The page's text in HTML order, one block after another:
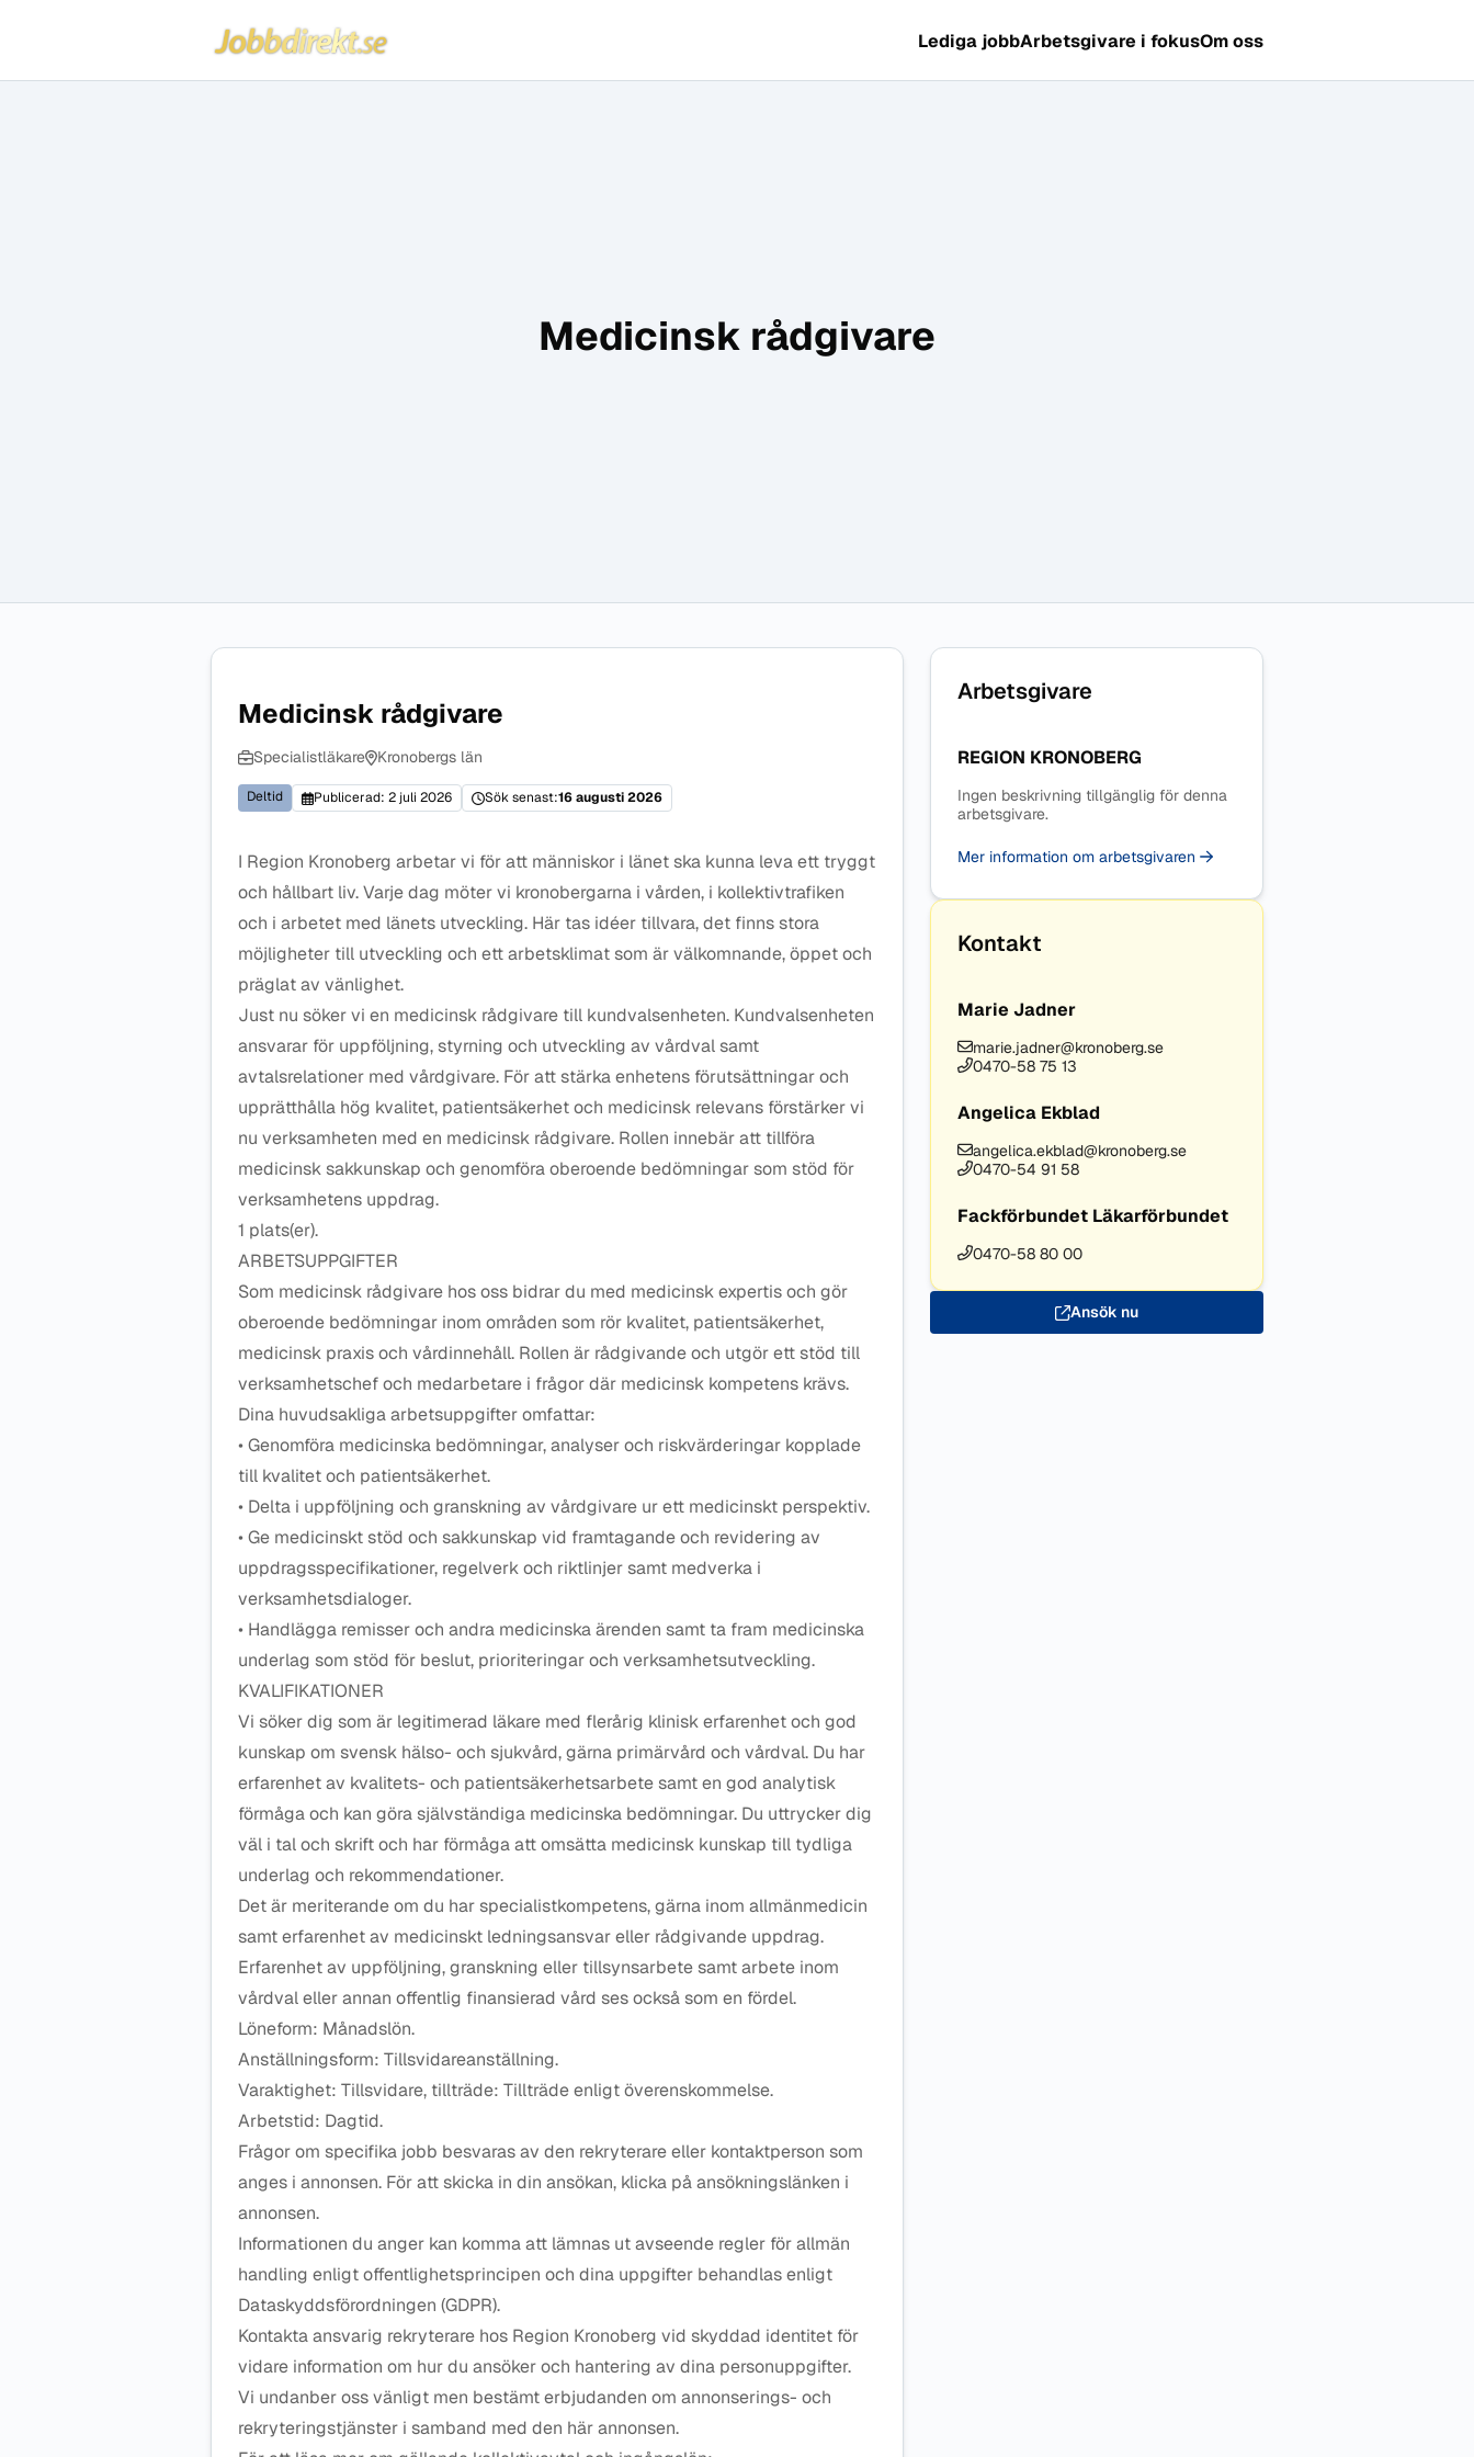
Hoppa till innehåll
Jobbdirekt Lediga jobbArbetsgivare i fokusOm oss
Medicinsk rådgivare
Medicinsk rådgivare
Specialistläkare Kronobergs län
Deltid Publicerad: 2 juli 2026 Sök senast:16 augusti 2026
I Region Kronoberg arbetar vi för att människor i länet ska kunna leva ett tryggt
och hållbart liv. Varje dag möter vi kronobergarna i vården, i kollektivtrafiken
och i arbetet med länets utveckling. Här tas idéer tillvara, det finns stora
möjligheter till utveckling och ett arbetsklimat som är välkomnande, öppet och
präglat av vänlighet.
Just nu söker vi en medicinsk rådgivare till kundvalsenheten. Kundvalsenheten
ansvarar för uppföljning, styrning och utveckling av vårdval samt
avtalsrelationer med vårdgivare. För att stärka enhetens förutsättningar och
upprätthålla hög kvalitet, patientsäkerhet och medicinsk relevans förstärker vi
nu verksamheten med en medicinsk rådgivare. Rollen innebär att tillföra
medicinsk sakkunskap och genomföra oberoende bedömningar som stöd för
verksamhetens uppdrag.
1 plats(er).
ARBETSUPPGIFTER
Som medicinsk rådgivare hos oss bidrar du med medicinsk expertis och gör
oberoende bedömningar inom områden som rör kvalitet, patientsäkerhet,
medicinsk praxis och vårdinnehåll. Rollen är rådgivande och utgör ett stöd till
verksamhetschef och medarbetare i frågor där medicinsk kompetens krävs.
Dina huvudsakliga arbetsuppgifter omfattar:
• Genomföra medicinska bedömningar, analyser och riskvärderingar kopplade
till kvalitet och patientsäkerhet.
• Delta i uppföljning och granskning av vårdgivare ur ett medicinskt perspektiv.
• Ge medicinskt stöd och sakkunskap vid framtagande och revidering av
uppdragsspecifikationer, regelverk och riktlinjer samt medverka i
verksamhetsdialoger.
• Handlägga remisser och andra medicinska ärenden samt ta fram medicinska
underlag som stöd för beslut, prioriteringar och verksamhetsutveckling.
KVALIFIKATIONER
Vi söker dig som är legitimerad läkare med flerårig klinisk erfarenhet och god
kunskap om svensk hälso- och sjukvård, gärna primärvård och vårdval. Du har
erfarenhet av kvalitets- och patientsäkerhetsarbete samt en god analytisk
förmåga och kan göra självständiga medicinska bedömningar. Du uttrycker dig
väl i tal och skrift och har förmåga att omsätta medicinsk kunskap till tydliga
underlag och rekommendationer.
Det är meriterande om du har specialistkompetens, gärna inom allmänmedicin
samt erfarenhet av medicinskt ledningsansvar eller rådgivande uppdrag.
Erfarenhet av uppföljning, granskning eller tillsynsarbete samt arbete inom
vårdval eller annan offentlig finansierad vård ses också som en fördel.
Löneform: Månadslön.
Anställningsform: Tillsvidareanställning.
Varaktighet: Tillsvidare, tillträde: Tillträde enligt överenskommelse.
Arbetstid: Dagtid.
Frågor om specifika jobb besvaras av den rekryterare eller kontaktperson som
anges i annonsen. För att skicka in din ansökan, klicka på ansökningslänken i
annonsen.
Informationen du anger kan komma att lämnas ut avseende regler för allmän
handling enligt offentlighetsprincipen och dina uppgifter behandlas enligt
Dataskyddsförordningen (GDPR).
Kontakta ansvarig rekryterare hos Region Kronoberg vid skyddad identitet för
vidare information om hur du ansöker och hantering av dina personuppgifter.
Vi undanber oss vänligt men bestämt erbjudanden om annonserings- och
rekryteringstjänster i samband med den här annonsen.
Arbetsgivare
REGION KRONOBERG
Ingen beskrivning tillgänglig för denna
arbetsgivare.
Mer information om arbetsgivaren
Kontakt
Marie Jadner
marie.jadner@kronoberg.se
0470-58 75 13
Angelica Ekblad
angelica.ekblad@kronoberg.se
0470-54 91 58
Fackförbundet Läkarförbundet
0470-58 80 00
Ansök nu